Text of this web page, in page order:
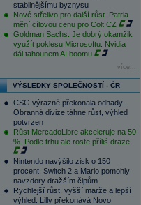
stabilnějšímu byznysu
Nové střelivo pro další růst. Patria
mění cílovou cenu pro Colt CZ
Goldman Sachs: Je dobrý okamžik
využít poklesu Microsoftu. Nvidia
dál tahounem AI boomu
více...
VÝSLEDKY SPOLEČNOSTÍ - ČR
CSG výrazně překonala odhady.
Obranná divize táhne růst, výhled
potvrzen
Růst MercadoLibre akceleruje na 50
%. Podle trhu ale roste příliš draze
Nintendo navýšilo zisk o 150
procent. Switch 2 a Mario pomohly
navzdory dražším čipům
Rychlejší růst, vyšší marže a lepší
výhled. Lilly překonává Novo